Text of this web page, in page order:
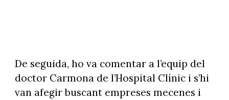
De seguida, ho va comentar a l’equip del
doctor Carmona de l’Hospital Clínic i s’hi
van afegir buscant empreses mecenes i